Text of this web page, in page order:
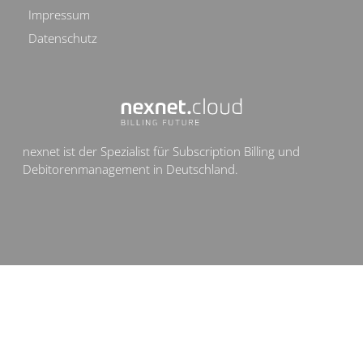
Impressum
Datenschutz
nexnet ist der Spezialist für Subscription Billing und
Debitorenmanagement in Deutschland.